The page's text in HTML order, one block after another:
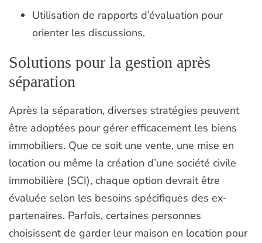
Utilisation de rapports d’évaluation pour
orienter les discussions.
Solutions pour la gestion après
séparation
Après la séparation, diverses stratégies peuvent
être adoptées pour gérer efficacement les biens
immobiliers. Que ce soit une vente, une mise en
location ou même la création d’une société civile
immobilière (SCI), chaque option devrait être
évaluée selon les besoins spécifiques des ex-
partenaires. Parfois, certaines personnes
choisissent de garder leur maison en location pour